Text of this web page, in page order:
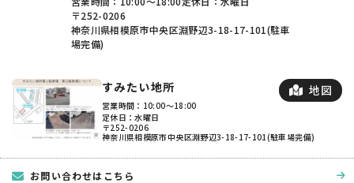
〒252-0206
神奈川県相模原市中央区淵野辺3-18-17-101(駐車
場完備)
すみたい地所
営業時間：10:00〜18:00
定休日：水曜日
〒252-0206
神奈川県相模原市中央区淵野辺3-18-17-101(駐車場完備)
地図
お問い合わせはこちら